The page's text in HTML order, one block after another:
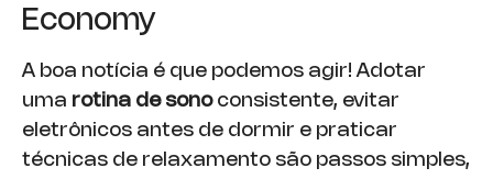
Economy
A boa notícia é que podemos agir! Adotar
uma rotina de sonoconsistente, evitar
eletrônicos antes de dormir e praticar
técnicas de relaxamento são passos simples,